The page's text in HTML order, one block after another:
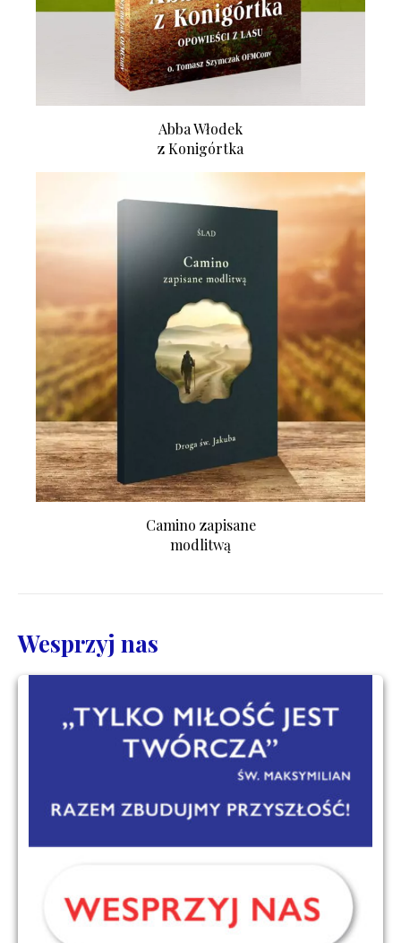
Abba Włodek
z Konigórtka
Camino zapisane
modlitwą
Wesprzyj nas